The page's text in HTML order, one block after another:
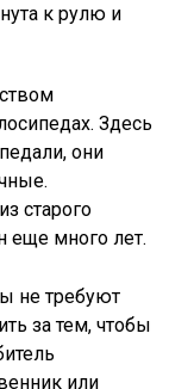
к рулю и
Здесь
они
старого
еще много лет.
не требуют
за тем, чтобы
или